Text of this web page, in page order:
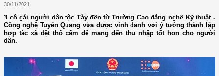
30/11/2021
3 cô gái người dân tộc Tày đến từ Trường Cao đẳng nghề Kỹ thuật -
Công nghệ Tuyên Quang vừa được vinh danh với ý tưởng thành lập
hợp tác xã dệt thổ cẩm để mang đến thu nhập tốt hơn cho người
dân.